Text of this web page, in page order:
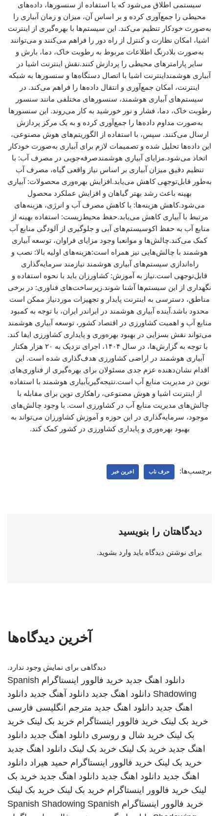
سیستمی اطلاق می‌شود که با استفاده از سنسورها، داده‌های
محیطی را جمع‌آوری کرده و بر اساس آن، میزان و زمان آبیاری را
به‌صورت خودکار تنظیم می‌کند. این سیستم‌ها با بهره‌گیری از اینترنت
اشیا، امکان نظارت و کنترل از راه دور را فراهم می‌کنند و می‌توانند
به‌صورت بلادرنگ اطلاعات مربوط به رطوبت خاک، دما، بارش و
سایر پارامترهای محیطی را پردازش کنند.نقش اینترنت اشیا در
آبیاری هوشمنداینترنت اشیا با اتصال دستگاه‌ها و سنسورها به شبکه
اینترنت، امکان جمع‌آوری و انتقال داده‌ها را فراهم می‌کند. در
سیستم‌های آبیاری هوشمند، سنسورهای مختلفی مانند سنسور
رطوبت خاک، دما، فشار و نور خورشید به کار می‌روند. این سنسورها
به‌صورت مداوم داده‌ها را جمع‌آوری کرده و به یک مرکز پردازش
ارسال می‌کنند. سپس، با استفاده از الگوریتم‌های هوش مصنوعی،
این داده‌ها تحلیل شده و تصمیمات لازم برای آبیاری به‌صورت خودکار
اتخاذ می‌شود.مزایای آبیاری هوشمندصرفه‌جویی در مصرف آب: با
تنظیم دقیق میزان آبیاری بر اساس نیاز واقعی گیاه، مصرف آب
به‌طور قابل‌توجهی کاهش می‌یابد.افزایش بهره‌وری محصولات: آبیاری
بهینه باعث رشد بهتر گیاهان و افزایش عملکرد محصول
می‌شود.کاهش هزینه‌ها: با کاهش مصرف آب و انرژی، هزینه‌های
مرتبط با آبیاری کاهش می‌یابد.حفظ محیط‌زیست: استفاده بهینه از
منابع آب به حفظ اکوسیستم‌های آبی و جلوگیری از آلودگی منابع آب
کمک می‌کند.چالش‌ها و موانعبا وجود مزایای فراوان، توسعه آبیاری
هوشمند با چالش‌هایی نیز همراه است:هزینه‌های اولیه بالا: نصب و
راه‌اندازی سیستم‌های آبیاری هوشمند نیازمند سرمایه‌گذاری
قابل‌توجهی است.نیاز به آموزش: کشاورزان باید با نحوه استفاده و
نگهداری از این سیستم‌ها آشنا شوند.زیرساخت‌های فناوری: در برخی
مناطق، دسترسی به اینترنت پایدار و تجهیزات موردنیاز ممکن است
محدود باشد.آینده آبیاری هوشمند در ایراندر ایران، با توجه به کمبود
منابع آب و اهمیت کشاورزی در اقتصاد کشور، توسعه آبیاری هوشمند
می‌تواند نقش بسزایی در بهبود بهره‌وری و پایداری کشاورزی ایفا کند.
با توجه به گزارش‌ها، در سال ۱۴۰۴، اجرای نزدیک به ۲۰ هزار هکتار
آبیاری هوشمند در اراضی کشاورزی هدف‌گذاری شده است. این
اقدام نشان‌دهنده عزم جدی مسئولان برای بهره‌گیری از فناوری‌های
نوین در مدیریت منابع آب است.نتیجه‌گیریآبیاری هوشمند با استفاده
از اینترنت اشیا و هوش مصنوعی، راهکاری نوین برای مقابله با
چالش‌های مدیریت منابع آب در کشاورزی است. با وجود چالش‌های
موجود، سرمایه‌گذاری در این حوزه و آموزش کشاورزان می‌تواند به
بهبود بهره‌وری و پایداری کشاورزی در کشور کمک کند.
برچسب‌ها: حرف ناب اخرین خبر
دیدگاهتان را بنویسید
برای نوشتن دیدگاه باید وارد بشوید.
آخرین دیدگاه‌ها
دیدگاهی برای نمایش وجود ندارد.
دانلود اهنگ جدید خرید فالوور اینستاگرام Spanish
Shadowing دانلود اهنگ جدید دانلود آهنگ جدید دانلود
اهنگ جدید دانلود اهنگ جدید مترجم انگلیسی فارسی
خرید بک لینک خرید فالوور اینستاگرام خرید بک لینک خرید
بک لینک خرید شال و روسری دانلود اهنگ جدید دانلود
اهنگ جدید خرید بک لینک خرید بک لینک دانلود اهنگ جدید
خرید بک لینک خرید فالوور اینستاگرام حمید هیراد دانلود
اهنگ جدید دانلود اهنگ جدید دانلود اهنگ جدید خرید بک
لینک خرید فالوور اینستاگرام خرید بک لینک خرید بک لینک
خرید فالوور اینستاگرام
Spanish Shadowing Spanish